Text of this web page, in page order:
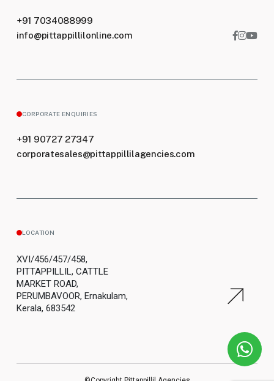
+91 7034088999
info@pittappillilonline.com
CORPORATE ENQUIRIES
+91 90727 27347
corporatesales@pittappillilagencies.com
LOCATION
XVI/456/457/458,
PITTAPPILLIL, CATTLE
MARKET ROAD,
PERUMBAVOOR, Ernakulam,
Kerala, 683542